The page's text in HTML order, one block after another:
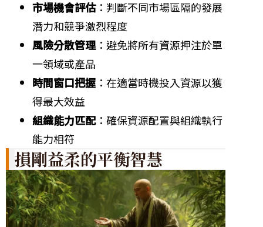
市場機會評估：判斷不同市場區隔的發展
潛力和競爭激烈程度
風險分散管理：避免將所有資源押注於單
一領域或產品
時間窗口把握 ：在適當時機投入資源以獲
得最大效益
組織能力匹配：確保資源配置與組織執行
能力相符
損剛益柔的平衡智慧